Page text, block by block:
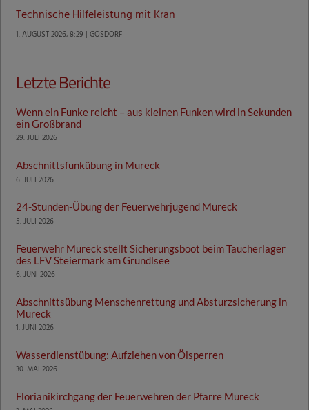
Technische Hilfeleistung mit Kran
1. AUGUST 2026, 8:29 | GOSDORF
Letzte Berichte
Wenn ein Funke reicht – aus kleinen Funken wird in Sekunden
ein Großbrand
29. JULI 2026
Abschnittsfunkübung in Mureck
6. JULI 2026
24-Stunden-Übung der Feuerwehrjugend Mureck
5. JULI 2026
Feuerwehr Mureck stellt Sicherungsboot beim Taucherlager
des LFV Steiermark am Grundlsee
6. JUNI 2026
Abschnittsübung Menschenrettung und Absturzsicherung in
Mureck
1. JUNI 2026
Wasserdienstübung: Aufziehen von Ölsperren
30. MAI 2026
Florianikirchgang der Feuerwehren der Pfarre Mureck